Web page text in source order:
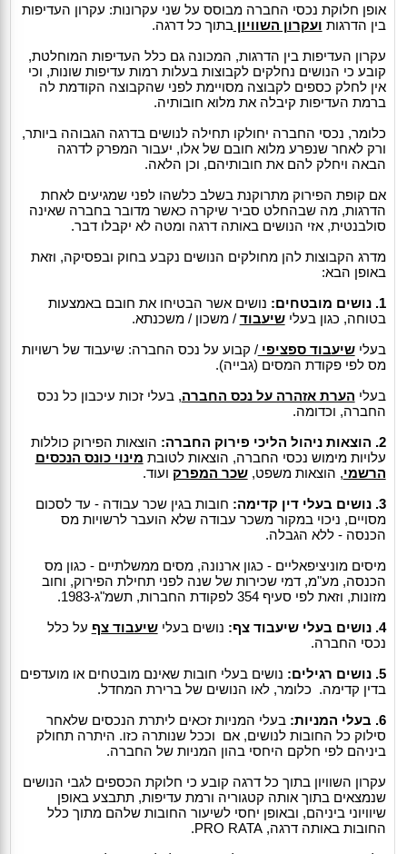
אופן חלוקת נכסי החברה מבוסס על שני עקרונות: עקרון העדיפות
בין הדרגות ועקרון השוויוןבתוך כל דרגה.
עקרון העדיפות בין הדרגות, המכונה גם כלל העדיפות המוחלטת,
קובע כי הנושים נחלקים לקבוצות בעלות רמות עדיפות שונות, וכי
אין לחלק כספים לקבוצה מסויימת לפני שהקבוצה הקודמת לה
ברמת העדיפות קיבלה את מלוא חובותיה.
כלומר, נכסי החברה יחולקו תחילה לנושים בדרגה הגבוהה ביותר,
ורק לאחר שנפרע מלוא חובם של אלו, יעבור המפרק לדרגה
הבאה ויחלק להם את חובותיהם, וכן הלאה.
אם קופת הפירוק מתרוקנת בשלב כלשהו לפני שמגיעים לאחת
הדרגות, מה שבהחלט סביר שיקרה כאשר מדובר בחברה שאינה
סולבנטית, אזי הנושים באותה דרגה ומטה לא יקבלו דבר.
מדרג הקבוצות להן מחולקים הנושים נקבע בחוק ובפסיקה, וזאת
באופן הבא:
1. נושים מובטחים:
נושים אשר הבטיחו את חובם באמצעות
בטוחה, כגון בעלישיעבוד / משכון / משכנתא.
בעלישיעבוד ספציפי/ קבוע על נכס החברה: שיעבוד של רשויות
מס לפי פקודת המסים (גבייה).
בעלי הערת אזהרה על נכס החברה, בעלי זכות עיכבון כל נכס
החברה, וכדומה.
2. הוצאות ניהול הליכי פירוק החברה:
הוצאות הפירוק כוללות
עלויות מימוש נכסי החברה, הוצאות לטובת מינוי כונס הנכסים
הרשמי, הוצאות משפט,שכר המפרק ועוד.
3. נושים בעלי דין קדימה:
חובות בגין שכר עבודה - עד לסכום
מסויים, ניכוי במקור משכר עבודה שלא הועבר לרשויות מס
הכנסה - ללא הגבלה.
מיסים מוניציפאליים - כגון ארנונה, מסים ממשלתיים - כגון מס
הכנסה, מע"מ, דמי שכירות של שנה לפני תחילת הפירוק, וחוב
מזונות, וזאת לפי סעיף 354 לפקודת החברות, תשמ"ג-1983.
4. נושים בעלי שיעבוד צף:
נושים בעלישיעבוד צף על כלל
נכסי החברה.
5. נושים רגילים:
נושים בעלי חובות שאינם מובטחים או מועדפים
בדין קדימה. כלומר, לאו הנושים של ברירת המחדל.
6. בעלי המניות:
בעלי המניות זכאים ליתרת הנכסים שלאחר
סילוק כל החובות לנושים, אם וככל שנותרה כזו. היתרה תחולק
ביניהם לפי חלקם היחסי בהון המניות של החברה.
עקרון השוויון בתוך כל דרגה קובע כי חלוקת הכספים לגבי הנושים
שנמצאים בתוך אותה קטגוריה ורמת עדיפות, תתבצע באופן
שיוויוני ביניהם, ובאופן יחסי לשיעור החובות שלהם מתוך כלל
החובות באותה דרגה, PRO RATA.